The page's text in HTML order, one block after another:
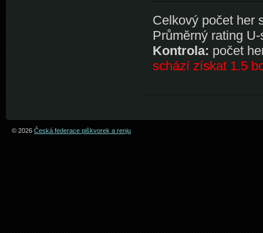
Celkový počet her
Průměrný rating
Kontrola: počet
schází získat 1.5
© 2026 Česká federace piškvorek a renju